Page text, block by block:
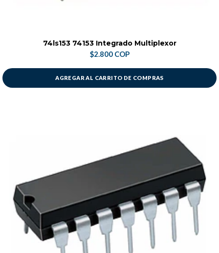
74ls153 74153 Integrado Multiplexor
$2.800 COP
AGREGAR AL CARRITO DE COMPRAS